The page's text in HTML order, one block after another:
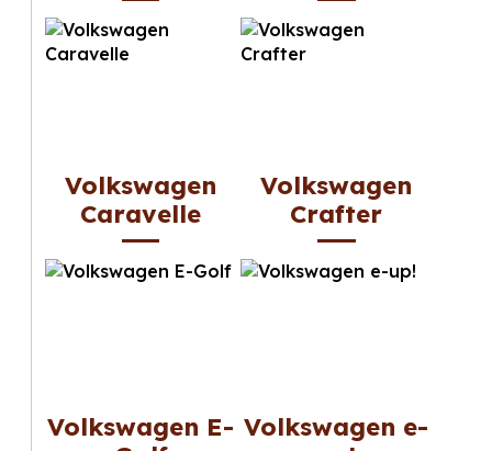
Volkswagen
Caravelle
Volkswagen
Crafter
Volkswagen E- Volkswagen e-